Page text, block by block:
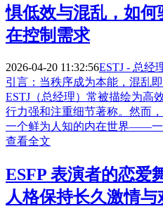
惧低效与混乱，如
在控制需求
2026-04-20 11:32:56ESTJ - 总经
引言：当秩序成为本能，混乱
ESTJ（总经理）常被描绘为高
行力强和注重细节著称。然而
一个鲜为人知的内在世界——
查看全文
ESFP 表演者的恋爱
人格保持长久激情